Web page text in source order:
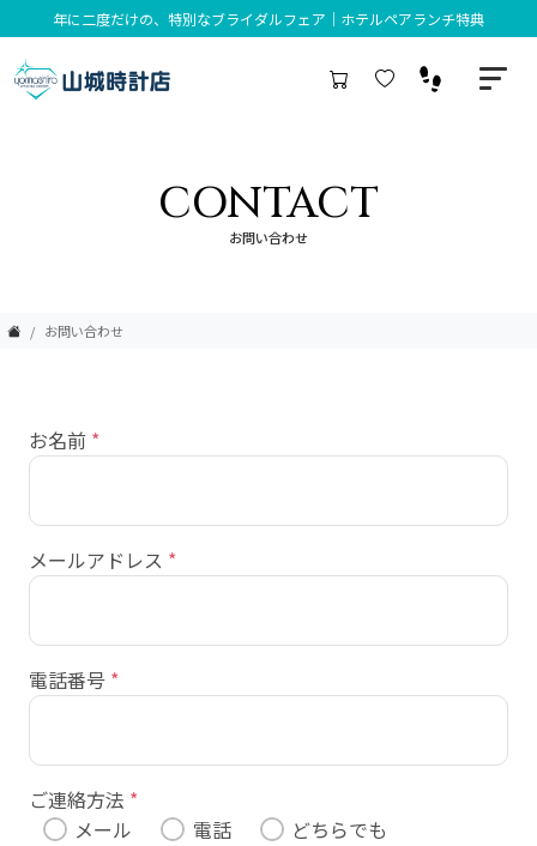
年に二度だけの、特別なブライダルフェア｜ホテルペアランチ特典
CONTACT
お問い合わせ
お問い合わせ
お名前 *
メールアドレス *
電話番号 *
ご連絡方法 *
メール
電話
どちらでも